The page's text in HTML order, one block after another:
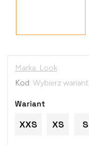
Marka: Look
Kod: Wybierz wariant
Wariant
XXS XS S